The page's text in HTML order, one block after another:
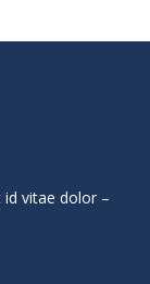
vitae dolor –